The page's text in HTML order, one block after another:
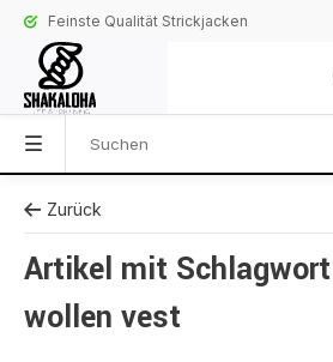
Feinste Qualität Strickjacken
Zurück
Artikel mit
wollen vest